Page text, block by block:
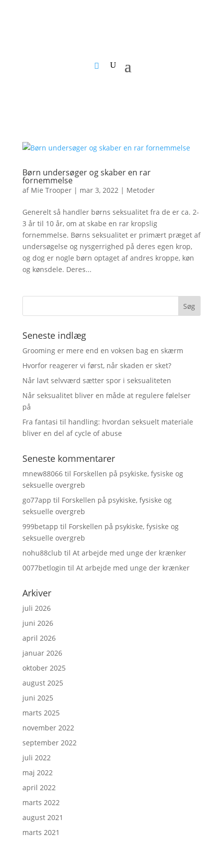
Børn undersøger og skaber en rar
fornemmelse
af Mie Trooper| mar 3, 2022| Metoder
Generelt så handler børns seksualitet fra de er ca. 2-
3 år til 10 år, om at skabe en rar kropslig
fornemmelse. Børns seksualitet er primært præget af
undersøgelse og nysgerrighed på deres egen krop,
og dog er nogle børn optaget af andres kroppe, køn
og kønsdele. Deres...
Seneste indlæg
Grooming er mere end en voksen bag en skærm
Hvorfor reagerer vi først, når skaden er sket?
Når lavt selvværd sætter spor i seksualiteten
Når seksualitet bliver en måde at regulere følelser
på
Fra fantasi til handling: hvordan seksuelt materiale
bliver en del af cycle of abuse
Seneste kommentarer
mnew88066til Forskellen på psykiske, fysiske og
seksuelle overgreb
go77app til Forskellen på psykiske, fysiske og
seksuelle overgreb
999betapp til Forskellen på psykiske, fysiske og
seksuelle overgreb
nohu88club til At arbejde med unge der krænker
0077betlogin til At arbejde med unge der krænker
Arkiver
juli 2026
juni 2026
april 2026
januar 2026
oktober 2025
august 2025
juni 2025
marts 2025
november 2022
september 2022
juli 2022
maj 2022
april 2022
marts 2022
august 2021
marts 2021